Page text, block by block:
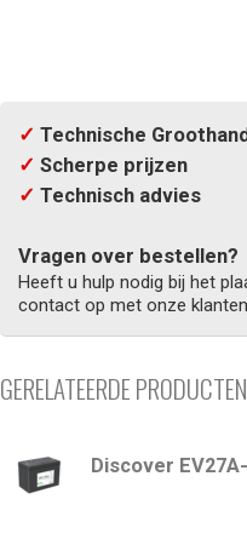
✓ Technische
✓ Scherpe prijzen
✓ Technisch advies
Vragen over bestellen?
Heeft u hulp nodig bij het
contact op met onze
GERELATEERDE PRODUCTEN
Discover